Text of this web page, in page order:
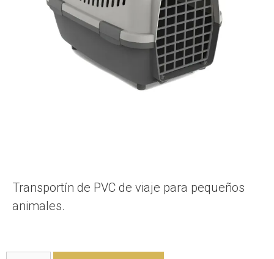
Transportín de PVC de viaje para pequeños
animales.